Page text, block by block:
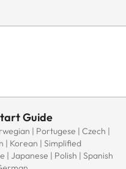
Guide
| Portugese | Czech |
| Korean | Simplified
| Japanese | Polish | Spanish